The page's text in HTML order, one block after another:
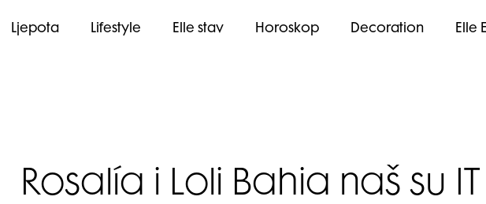
Ljepota Lifestyle Elle stav Horoskop Decoration Elle
Rosalía i Loli Bahia naš su